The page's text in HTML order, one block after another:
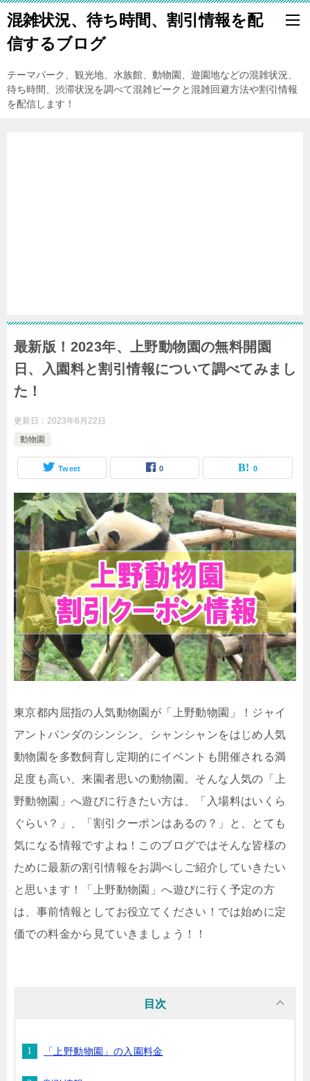
混雑状況、待ち時間、割引情報を配
信するブログ
テーマパーク、観光地、水族館、動物園、遊園地などの混雑状況、
待ち時間、渋滞状況を調べて混雑ピークと混雑回避方法や割引情報
を配信します！
最新版！2023年、上野動物園の無料開園
日、入園料と割引情報について調べてみまし
た！
更新日： 2023年6月22日
動物園
Tweet 0 0
東京都内屈指の人気動物園が「上野動物園」！ジャイ
アントパンダのシンシン、シャンシャンをはじめ人気
動物園を多数飼育し定期的にイベントも開催される満
足度も高い、来園者思いの動物園。そんな人気の「上
野動物園」へ遊びに行きたい方は、「入場料はいくら
ぐらい？」、「割引クーポンはあるの？」と、とても
気になる情報ですよね！このブログではそんな皆様の
ために最新の割引情報をお調べしご紹介していきたい
と思います！「上野動物園」へ遊びに行く予定の方
は、事前情報としてお役立てください！では始めに定
価での料金から見ていきましょう！！
目次
「上野動物園」の入園料金